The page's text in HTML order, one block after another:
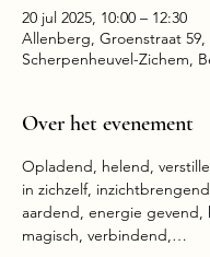
20 jul 2025, 10:00 – 12:30
Allenberg, Groenstraat 59,
Scherpenheuvel-Zichem,
Over het evenement
Opladend, helend,
in zichzelf,
aardend, energie gevend,
magisch, verbindend,…